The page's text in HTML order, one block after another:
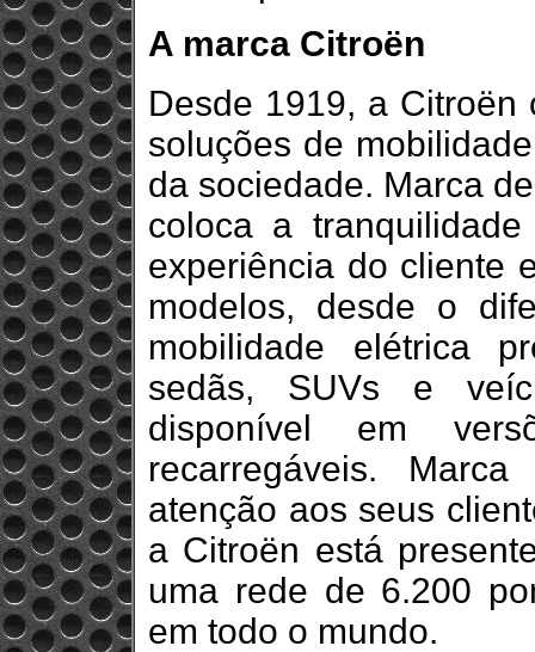
A marca Citroën
Desde 1919, a Citroën
soluções de
da sociedade. Marca
coloca a
experiência do cliente
modelos, desde o
mobilidade elétrica
sedãs, SUVs e
disponível em
recarregáveis.
atenção aos seus
a Citroën está
uma rede de 6.200
em todo o mundo.